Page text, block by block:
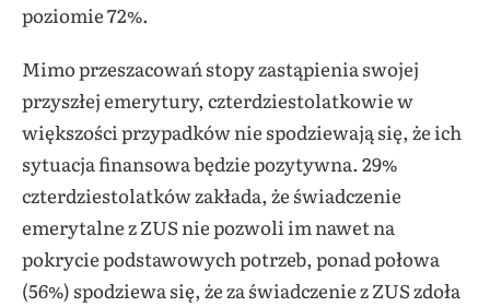
poziomie 72%.
Mimo przeszacowań stopy zastąpienia swojej
przyszłej emerytury, czterdziestolatkowie w
większości przypadków nie spodziewają się, że ich
sytuacja finansowa będzie pozytywna. 29%
czterdziestolatków zakłada, że świadczenie
emerytalne z ZUS nie pozwoli im nawet na
pokrycie podstawowych potrzeb, ponad połowa
(56%) spodziewa się, że za świadczenie z ZUS zdoła